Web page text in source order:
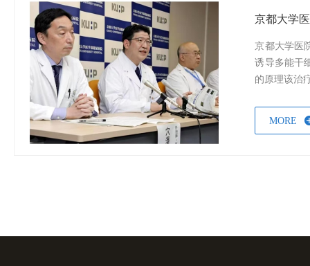
京都大学
京都大学医
诱导多能干
的原理该治
MORE